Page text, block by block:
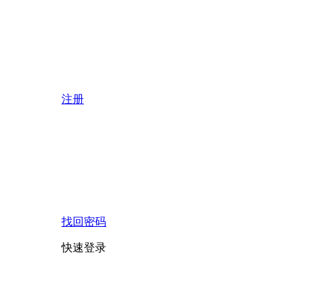
注册
找回密码
快速登录